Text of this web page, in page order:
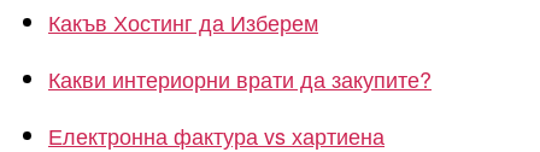
Какъв Хостинг да Изберем
Какви интериорни врати да закупите?
Електронна фактура vs хартиена